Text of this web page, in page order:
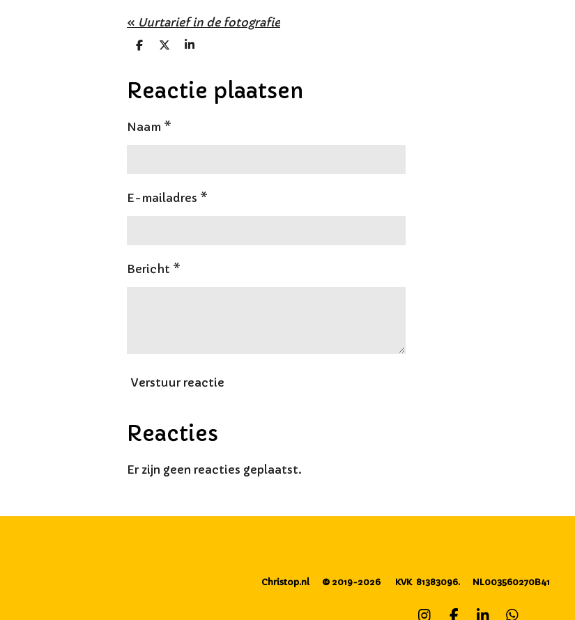
« Uurtarief in de fotografie
D
e
n
D
S
r
e
Reactie plaatsen
Naam *
E-mailadres *
Bericht *
Verstuur reactie
Reacties
Er zijn geen reacties geplaatst.
Christop.nl © 2019-2026 KVK 81383096. NL003560270B41